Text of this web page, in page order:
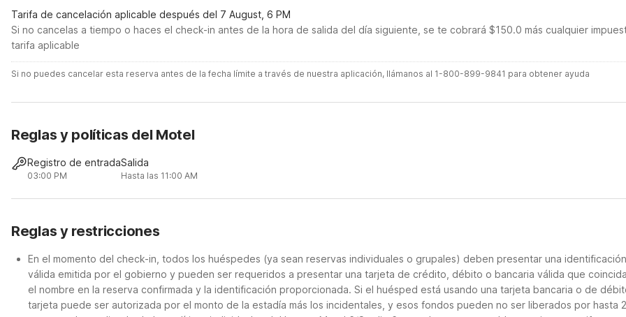
Tarifa de cancelación aplicable después del 7 August, 6 PM
Si no cancelas a tiempo o haces el check-in antes de la hora de salida del día siguiente, se te cobrará $150.0 más cualquier
tarifa aplicable
Si no puedes cancelar esta reserva antes de la fecha límite a través de nuestra aplicación, llámanos al 1-800-899-9841 para obtener ayuda
Reglas y políticas del Motel
Registro de entrada
03:00 PM
Salida
Hasta las 11:00 AM
Reglas y restricciones
En el momento del check-in, todos los huéspedes (ya sean reservas individuales o grupales) deben presentar una identificación
válida emitida por el gobierno y pueden ser requeridos a presentar una tarjeta de crédito, débito o bancaria válida que
el nombre en la reserva confirmada y la identificación proporcionada. Si el huésped está usando una tarjeta bancaria o de
tarjeta puede ser autorizada por el monto de la estadía más los incidentales, y esos fondos pueden no ser liberados por hasta 2